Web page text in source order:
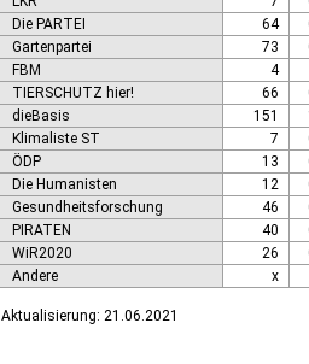
Die PARTEI
64
Gartenpartei
73
FBM
4
TIERSCHUTZ hier!
66
dieBasis
151
Klimaliste ST
7
ÖDP
13
Die Humanisten
12
Gesundheitsforschung
46
PIRATEN
40
WiR2020
26
Andere
x
Aktualisierung: 21.06.2021